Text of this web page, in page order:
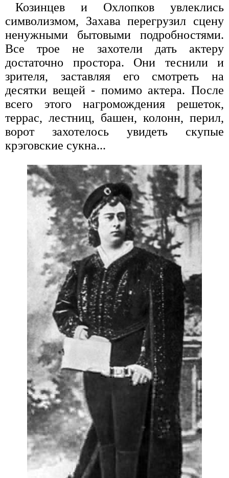
Козинцев и Охлопков увлеклись
символизмом, Захава перегрузил сцену
ненужными бытовыми подробностями.
Все трое не захотели дать актеру
достаточно простора. Они теснили и
зрителя, заставляя его смотреть на
десятки вещей - помимо актера. После
всего этого нагромождения решеток,
террас, лестниц, башен, колонн, перил,
ворот захотелось увидеть скупые
крэговские сукна...